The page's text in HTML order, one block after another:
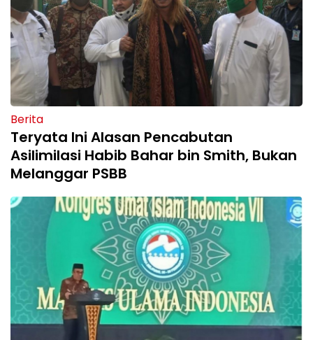
Berita
Teryata Ini Alasan Pencabutan
Asilimilasi Habib Bahar bin Smith, Bukan
Melanggar PSBB